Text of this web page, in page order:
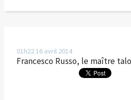
01h2216 avril 2014
Francesco Russo, le maître